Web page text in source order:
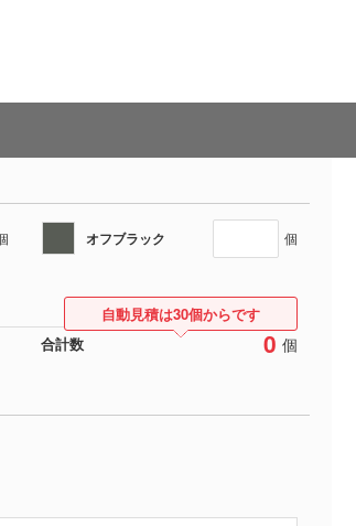
オフブラック 個
合計数 0 個
自動見積は30個からです